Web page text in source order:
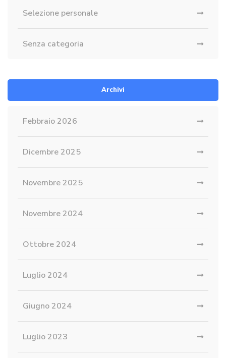
Selezione personale
Senza categoria
Archivi
Febbraio 2026
Dicembre 2025
Novembre 2025
Novembre 2024
Ottobre 2024
Luglio 2024
Giugno 2024
Luglio 2023